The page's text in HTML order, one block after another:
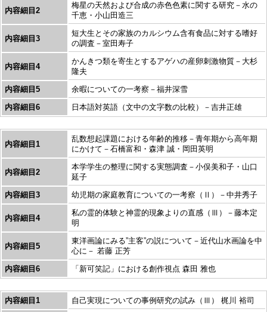
内容細目2
梅星の天然および合成の赤色色素に関する研究－水の
千恵・小山田造三
内容細目3
短大生とその家族のカルシウム含有食品に対する嗜好
の調査－室田寿子
内容細目4
かんきつ類を寄生とするアゲハの産卵刺激物質－大杉
隆夫
内容細目5
余暇についての一考察－福井深雪
内容細目6
日本語対英語（文中の文字数の比較）－吉井正雄
内容細目1
乱数想起課題における年齢的推移－青年期から高年期
にかけて－石橋富和・森津 誠・岡田英明
内容細目2
本学学生の整理に関する実態調査－小俣美和子・山口
延子
内容細目3
幼児期の家庭教育についての一考察（Ⅱ）－中井秀子
内容細目4
私の霊的体験と神霊的現象よりの直感（Ⅲ）－藤本定
明
内容細目5
東洋画論にみる”主客”の説について－近代山水画論を中
心に－ 若藤 正芳
内容細目6
「新可笑記」における創作視点 森田 雅也
内容細目1 自己実現についての事例研究の試み（Ⅲ） 梶川 裕司